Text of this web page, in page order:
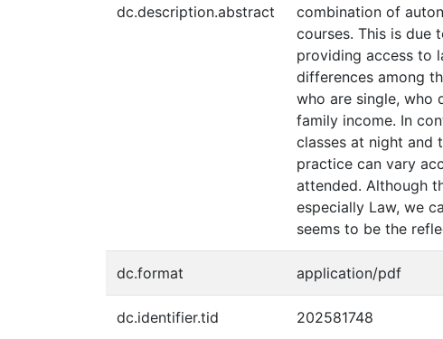
dc.description.abstract
combination of
courses. This is due
providing access to
differences among
who are single, who
family income. In
classes at night and
practice can vary
attended. Although
especially Law, we
seems to be the
dc.format application/pdf
dc.identifier.tid 202581748